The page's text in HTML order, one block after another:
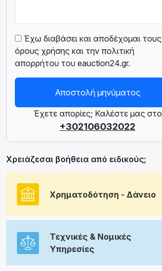
Έχω διαβάσει και αποδέχομαι τους
όρους χρήσης και την πολιτική
απορρήτου του eauction24.gr.
Αποστολή μηνύματος
Έχετε απορίες; Καλέστε μας στο
+302106032022
Χρειάζεσαι βοήθεια από ειδικούς;
Χρηματοδότηση - Δάνειο
Τεχνικές & Νομικές
Υπηρεσίες